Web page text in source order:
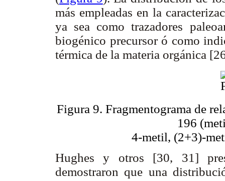
más empleadas en la
ya sea como trazadores
biogénico precursor ó como
térmica de la materia orgánica
Figura 9. Fragmentograma de
196
4-metil, (2+3)-
Hughes y otros [30, 31]
demostraron que una